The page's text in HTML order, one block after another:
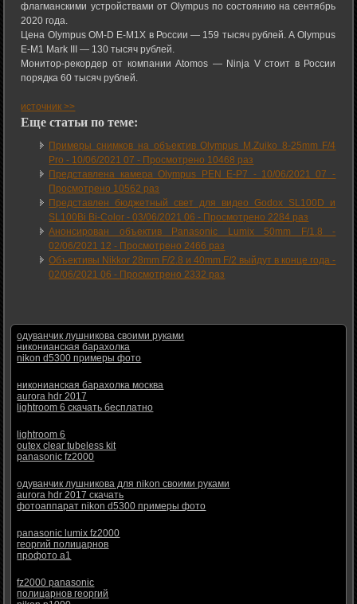
флагманскими устройствами от Olympus по состоянию на сентябрь
2020 года.
Цена Olympus OM-D E-M1X в России — 159 тысяч рублей. А Olympus
E-M1 Mark III — 130 тысяч рублей.
Монитор-рекордер от компании Atomos — Ninja V стоит в России
порядка 60 тысяч рублей.
источник >>
Еще статьи по теме:
Примеры снимков на объектив Olympus M.Zuiko 8-25mm F/4
Pro - 10/06/2021 07 - Просмотрено 10468 раз
Представлена камера Olympus PEN E-P7 - 10/06/2021 07 -
Просмотрено 10562 раз
Представлен бюджетный свет для видео Godox SL100D и
SL100Bi Bi-Color -03/06/2021 06 - Просмотрено 2284 раз
Анонсирован объектив Panasonic Lumix 50mm F/1.8 -
02/06/2021 12 - Просмотрено 2466 раз
Объективы Nikkor 28mm F/2.8 и 40mm F/2 выйдут в конце года -
02/06/2021 06 - Просмотрено 2332 раз
одуванчик лушникова своими руками
никонианская барахолка
nikon d5300 примеры фото
никонианская барахолка москва
aurora hdr 2017
lightroom 6 скачать бесплатно
lightroom 6
outex clear tubeless kit
panasonic fz2000
одуванчик лушникова для nikon своими руками
aurora hdr 2017 скачать
фотоаппарат nikon d5300 примеры фото
panasonic lumix fz2000
георгий полицарнов
профото а1
fz2000 panasonic
полицарнов георгий